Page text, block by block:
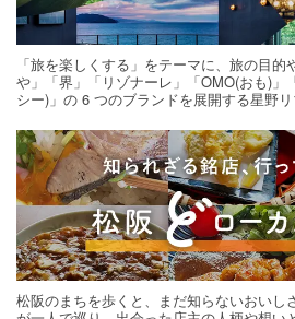
「旅を楽しくする」をテーマに、旅の目
や」「界」「リゾナーレ」「OMO(おも)」
シー)」の 6 つのブランドを展開する星野
松阪のまちを歩くと、まだ知らないおいし